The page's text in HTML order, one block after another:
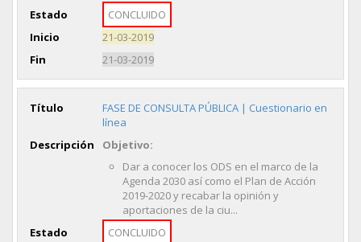
Estado
CONCLUIDO
Inicio
21-03-2019
Fin
21-03-2019
Título
FASE DE CONSULTA PÚBLICA | Cuestionario en
línea
Descripción
Objetivo:
Dar a conocer los ODS en el marco de la
Agenda 2030 así como el Plan de Acción
2019-2020 y recabar la opinión y
aportaciones de la ciu...
Estado
CONCLUIDO